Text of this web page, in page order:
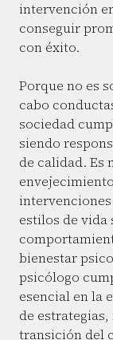
intervención
conseguir
con éxito.
Porque no es
cabo
sociedad
siendo
de calidad. Es
estilos de vida
bienestar
psicólogo
esencial en la
de
transición del